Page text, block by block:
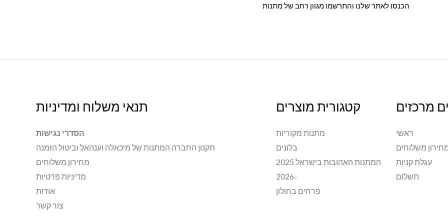
הכנסו לאתר שלנו והתרשמו מגוון רחב של מתנות
מרכזים
ראשי
משלוחים
עגלת קניות
תשלום
קטגורית מוצרים
מתנות מקוריות
בלונים
המתנות האהובות בישראל 2025
-2026
פרחים בחולון
תנאי משלוח ומדיניות
הסדרי נגישות
תקנון החברה המתנות של מיכאלה וענהאל וביטול הזמנה
מחירון משלוחים
מדיניות פרטיות
אודות
צור קשר